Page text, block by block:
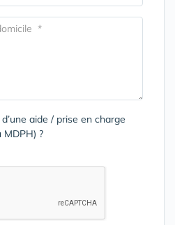
aide / prise en charge
MDPH) ?